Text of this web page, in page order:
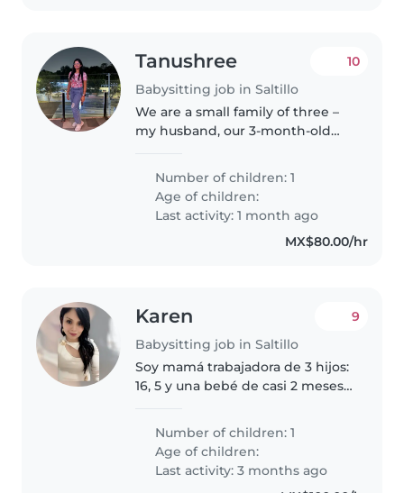
Tanushree
Babysitting job in Saltillo
10
We are a small family of three –
my husband, our 3-month-old
currently looking for a caring
and responsible babysitter to
help us with our little.Your main..
Number of children: 1
Age of children:
Last activity: 1 month ago
MX$80.00/hr
Karen
Babysitting job in Saltillo
9
Soy mamá trabajadora de 3 hijos:
16, 5 y una bebé de casi 2 meses
busco niñera que cuide a la bebé
en casa de mi mamá...
Number of children: 1
Age of children:
Last activity: 3 months ago